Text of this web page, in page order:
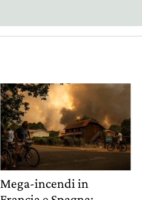
Mega-incendi in